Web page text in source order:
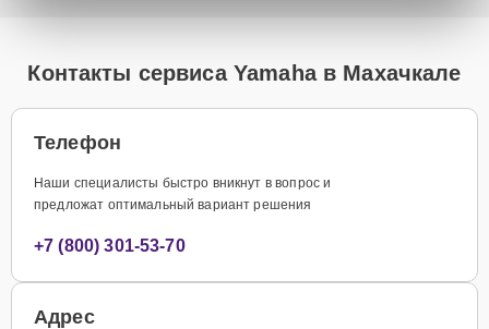
Контакты сервиса Yamaha в Махачкале
Телефон
Наши специалисты быстро вникнут в вопрос и
предложат оптимальный вариант решения
+7 (800) 301-53-70
Адрес